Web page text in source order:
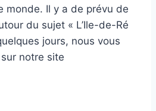
monde. Il y a de prévu de
du sujet « L’Ile-de-Ré
jours, nous vous
notre site